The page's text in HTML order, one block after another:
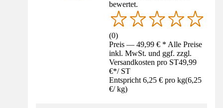
bewertet.
(0)
Preis — 49,99 € * Alle Preise
inkl. MwSt. und ggf. zzgl.
Versandkosten pro ST49,99
€*/ ST
Entspricht 6,25 € pro kg(6,25
€/ kg)